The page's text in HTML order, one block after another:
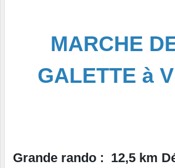
MARCHE
GALETTE à
Grande rando : 12,5 km